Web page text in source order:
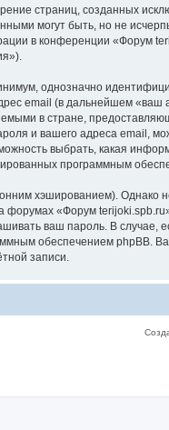
страниц, созданных
могут быть, но не
в конференции «Форум
однозначно
email (в дальнейшем
в стране,
и вашего адреса email,
выбрать, какая
программным
хэшированием). Однако
форумах «Форум
ваш пароль. В
обеспечением phpBB.
записи.